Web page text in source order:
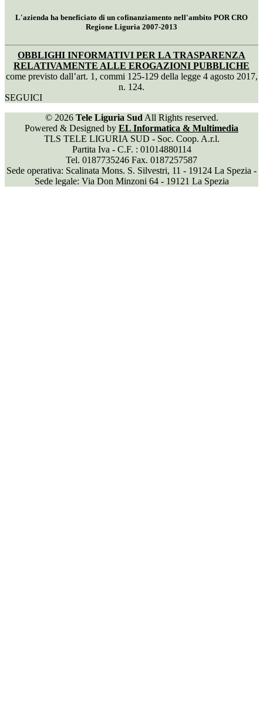
L'azienda ha beneficiato di un cofinanziamento nell'ambito POR CRO
Regione Liguria 2007-2013
OBBLIGHI INFORMATIVI PER LA TRASPARENZA
RELATIVAMENTE ALLE EROGAZIONI PUBBLICHE
come previsto dall’art. 1, commi 125-129 della legge 4 agosto 2017,
n. 124.
SEGUICI
© 2026 Tele Liguria Sud All Rights reserved.
Powered & Designed by EL Informatica & Multimedia
TLS TELE LIGURIA SUD - Soc. Coop. A.r.l.
Partita Iva - C.F. : 01014880114
Tel. 0187735246 Fax. 0187257587
Sede operativa: Scalinata Mons. S. Silvestri, 11 - 19124 La Spezia -
Sede legale: Via Don Minzoni 64 - 19121 La Spezia